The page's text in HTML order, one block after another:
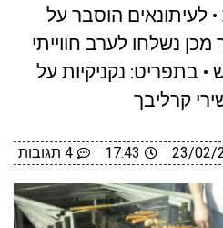
לעיתונאים הוסבר על
נשלחו לערב חווייתי
בתפריט: נקניקיות על
קרליבך
23/02/
17:43 4 תגובות